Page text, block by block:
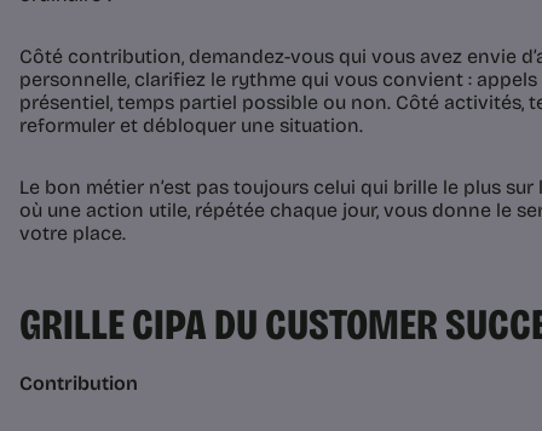
Côté contribution, demandez-vous qui vous avez envie
personnelle, clarifiez le rythme qui vous convient :
présentiel, temps partiel possible ou non. Côté activités,
reformuler et débloquer une situation.
Le bon métier n’est pas toujours celui qui brille le plus sur
où une action utile, répétée chaque jour, vous donne le
votre place.
GRILLE CIPA DU CUSTOMER
Contribution